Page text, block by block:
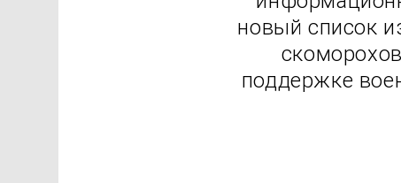
новый список
поддержке